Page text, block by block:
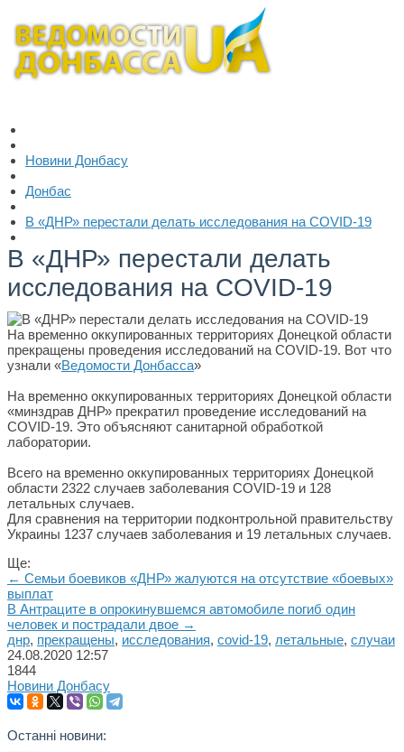
Новини Донбасу
Донбас
В «ДНР» перестали делать исследования на COVID-19
В «ДНР» перестали делать
исследования на COVID-19
На временно оккупированных территориях Донецкой области
прекращены проведения исследований на COVID-19. Вот что
узнали «Ведомости Донбасса»
На временно оккупированных территориях Донецкой области
«минздрав ДНР» прекратил проведение исследований на
COVID-19. Это объясняют санитарной обработкой
лаборатории.
Всего на временно оккупированных территориях Донецкой
области 2322 случаев заболевания COVID-19 и 128
летальных случаев.
Для сравнения на территории подконтрольной правительству
Украины 1237 случаев заболевания и 19 летальных случаев.
Ще:
← Семьи боевиков «ДНР» жалуются на отсутствие «боевых»
выплат
В Антраците в опрокинувшемся автомобиле погиб один
человек и пострадали двое →
днр, прекращены, исследования, covid-19, летальные, случаи
24.08.2020 12:57
1844
Новини Донбасу
Останні новини: